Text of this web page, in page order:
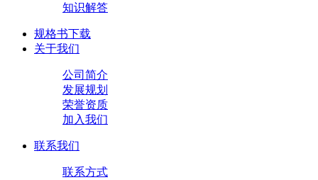
知识解答
规格书下载
关于我们
公司简介
发展规划
荣誉资质
加入我们
联系我们
联系方式